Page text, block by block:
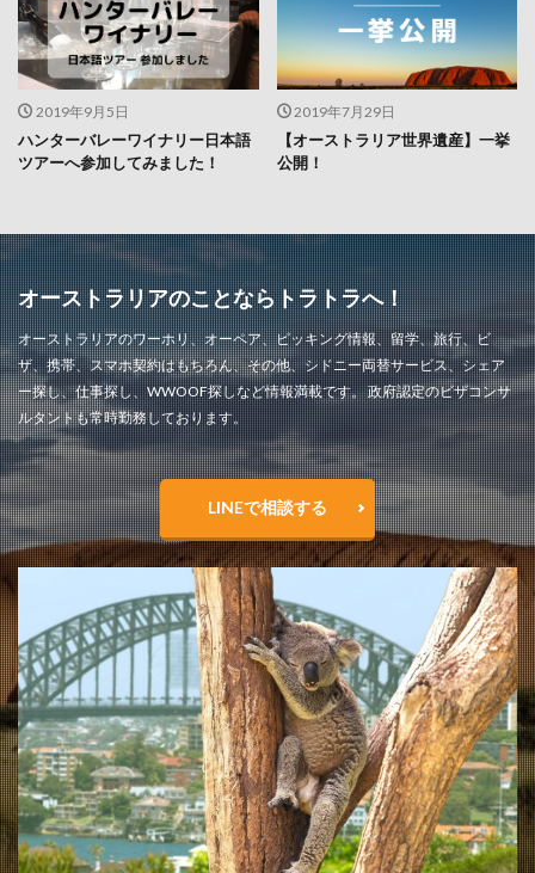
2019年9月5日
ハンターバレーワイナリー日本語
ツアーへ参加してみました！
2019年7月29日
【オーストラリア世界遺産】一挙
公開！
オーストラリアのことならトラトラへ！
オーストラリアのワーホリ、オーペア、ピッキング情報、留学、旅行、ビ
ザ、携帯、スマホ契約はもちろん、その他、シドニー両替サービス、シェア
ー探し、仕事探し、WWOOF探しなど情報満載です。 政府認定のビザコンサ
ルタントも常時勤務しております。
LINEで相談する